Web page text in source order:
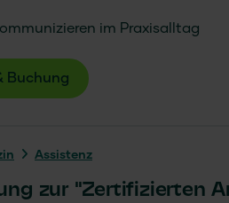
im Praxisalltag
Buchung
Assistenz
zur "Zertifizierten